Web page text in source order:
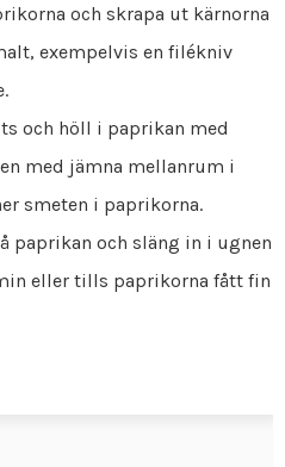
och skrapa ut kärnorna
exempelvis en filékniv
och höll i paprikan med
med jämna mellanrum i
smeten i paprikorna.
paprikan och släng in i ugnen
eller tills paprikorna fått fin